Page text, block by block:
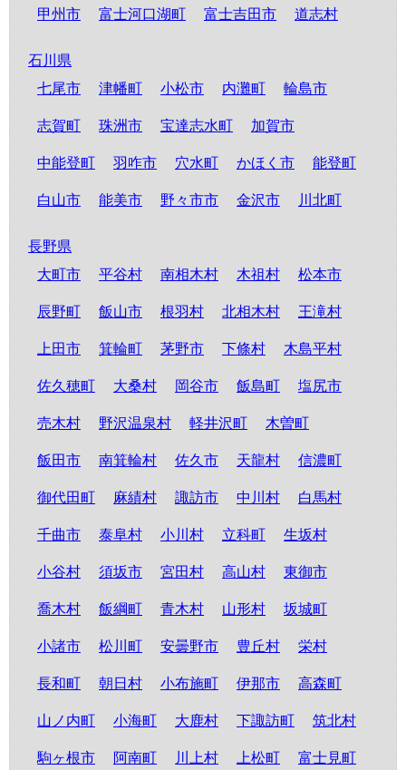
甲州市 富士河口湖町 富士吉田市 道志村
石川県
七尾市
津幡町 小松市 内灘町 輪島市
志賀町 珠洲市 宝達志水町 加賀市
中能登町 羽咋市 穴水町 かほく市 能登町
白山市 能美市 野々市市 金沢市 川北町
長野県
大町市
平谷村 南相木村 木祖村 松本市
辰野町 飯山市 根羽村 北相木村 王滝村
上田市 箕輪町 茅野市 下條村 木島平村
佐久穂町 大桑村 岡谷市 飯島町 塩尻市
売木村 野沢温泉村 軽井沢町 木曽町
飯田市 南箕輪村 佐久市 天龍村 信濃町
御代田町 麻績村 諏訪市 中川村 白馬村
千曲市 泰阜村 小川村 立科町 生坂村
小谷村 須坂市 宮田村 高山村 東御市
喬木村 飯綱町 青木村 山形村 坂城町
小諸市 松川町 安曇野市 豊丘村 栄村
長和町 朝日村 小布施町 伊那市 高森町
山ノ内町 小海町 大鹿村 下諏訪町 筑北村
駒ヶ根市 阿南町 川上村 上松町 富士見町